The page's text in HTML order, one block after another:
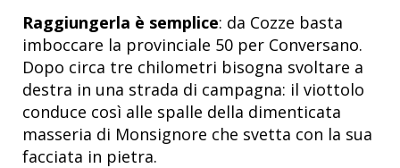
Raggiungerla è semplice: da Cozze basta
imboccare la provinciale 50 per Conversano.
Dopo circa tre chilometri bisogna svoltare a
destra in una strada di campagna: il viottolo
conduce così alle spalle della dimenticata
masseria di Monsignore che svetta con la sua
facciata in pietra.